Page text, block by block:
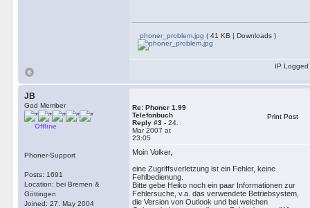
phoner_problem.jpg ( 41 KB | Downloads )
IP Logged
JB
God Member
Offline
Phoner-Support
Posts: 1691
Location: bei Bremen &
Göttingen
Joined: 27. May 2004
Re: Phoner 1.99
Telefonbuch
Reply #3 - 24.
Mar 2007 at
23:05
Print Post
Moin Volker,
eine Zugriffsverletzung ist ein Fehler, keine
Fehlbedienung.
Bitte gebe Heiko noch ein paar Informationen zur
Fehlersuche, v.a. das verwendete Betriebsystem,
die Version von Outlook und bei welchen